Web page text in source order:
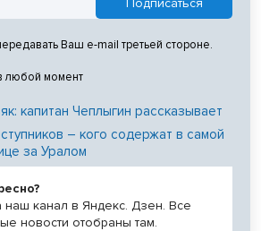
Ваш e-mail третьей стороне.
любой момент
капитан Чеплыгин рассказывает
– кого содержат в самой
за Уралом
канал в Яндекс. Дзен. Все
новости отобраны там.